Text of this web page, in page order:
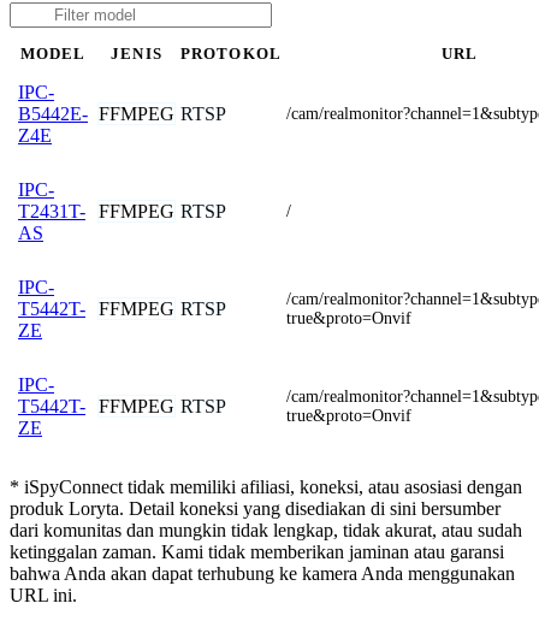
MODEL JENIS PROTOKOL URL
IPC-
B5442E-
Z4E
FFMPEG RTSP /cam/
IPC-
T2431T-
AS
FFMPEG RTSP /
IPC-
T5442T-
ZE
FFMPEG RTSP
/cam/
true&proto=Onvif
IPC-
T5442T-
ZE
FFMPEG RTSP
/cam/
true&proto=Onvif
* iSpyConnect tidak memiliki afiliasi, koneksi, atau asosiasi dengan
produk Loryta. Detail koneksi yang disediakan di sini bersumber
dari komunitas dan mungkin tidak lengkap, tidak akurat, atau sudah
ketinggalan zaman. Kami tidak memberikan jaminan atau garansi
bahwa Anda akan dapat terhubung ke kamera Anda menggunakan
URL ini.